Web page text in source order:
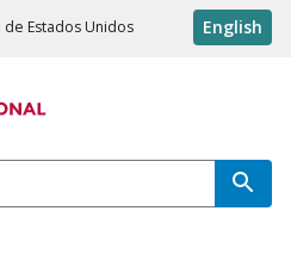
Estados Unidos English